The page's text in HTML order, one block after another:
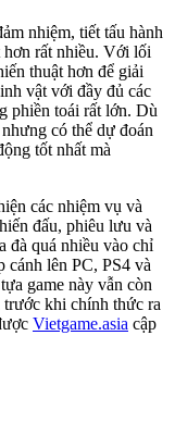
nhiệm, tiết tấu hành
hơn rất nhiều. Với lối
thuật hơn để giải
vật với đầy đủ các
phiền toái rất lớn. Dù
có thể dự đoán
tốt nhất mà
các nhiệm vụ và
đấu, phiêu lưu và
đà quá nhiều vào chỉ
cánh lên PC, PS4 và
game này vẫn còn
trước khi chính thức ra
Vietgame.asia cập